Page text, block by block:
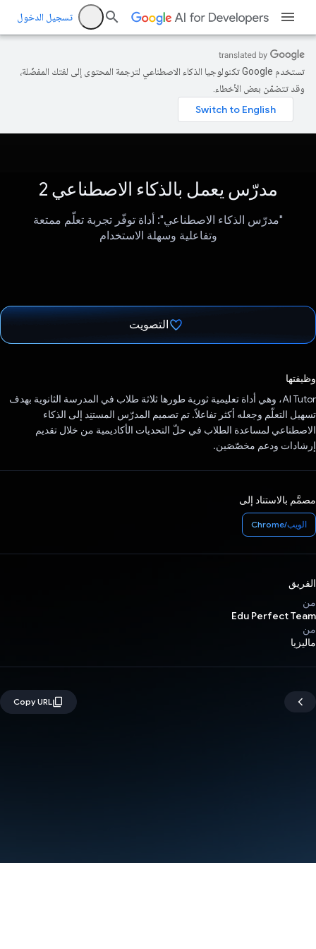
تسجيل الدخول
تستخدم Google تكنولوجيا الذكاء الاصطناعي لترجمة المحتوى إلى لغتك المفضّلة،
وقد تتضمّن بعض الأخطاء.
مدرّس يعمل بالذكاء الاصطناعي 2
"مدرّس الذكاء الاصطناعي": أداة توفّر تجربة تعلّم ممتعة
وتفاعلية وسهلة الاستخدام
التصويت
وظيفتها
AI Tutor، وهي أداة تعليمية ثورية طورها ثلاثة طلاب في المدرسة الثانوية بهدف
تسهيل التعلّم وجعله أكثر تفاعلاً. تم تصميم المدرّس المستنِد إلى الذكاء
الاصطناعي لمساعدة الطلاب في حلّ التحديات الأكاديمية من خلال تقديم
إرشادات ودعم مخصّصَين.
مصمَّم بالاستناد إلى
الويب/Chrome
الفريق
من
Edu Perfect Team
من
ماليزيا